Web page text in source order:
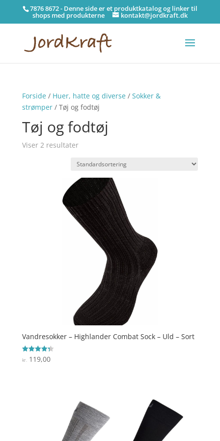
7876 8672 - Denne side er et produktkatalog og linker til
shops med produkterne kontakt@jordkraft.dk
Forside/ Huer, hatte og diverse/ Sokker &
strømper/ Tøj og fodtøj
Tøj og fodtøj
Viser 2 resultater
Vandresokker – Highlander Combat Sock – Uld – Sort
Vurderet
4.3
kr. 119,00